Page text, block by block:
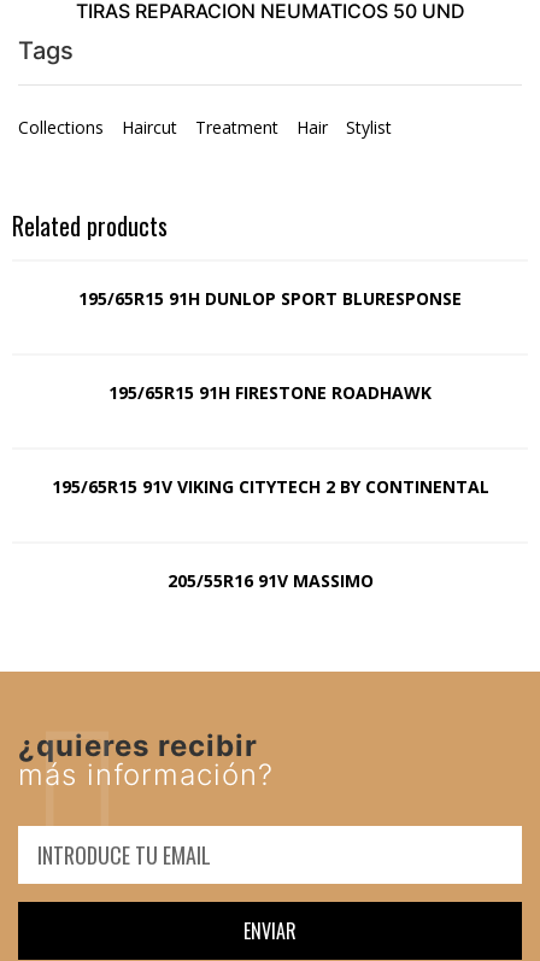
TIRAS REPARACION NEUMATICOS 50 UND
Tags
Collections Haircut Treatment Hair Stylist
Related products
195/65R15 91H DUNLOP SPORT BLURESPONSE
195/65R15 91H FIRESTONE ROADHAWK
195/65R15 91V VIKING CITYTECH 2 BY CONTINENTAL
205/55R16 91V MASSIMO
¿quieres recibir
más información?
ENVIAR